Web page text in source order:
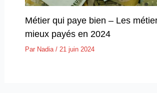
Métier qui paye bien – Les
mieux payés en 2024
Par Nadia / 21 juin 2024